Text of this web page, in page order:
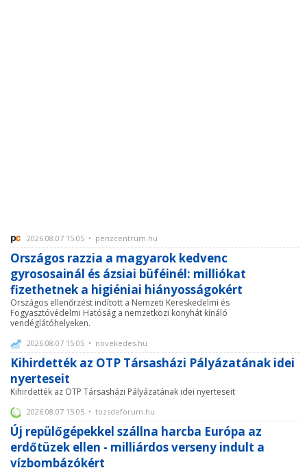
2026.08.07 15:05 • penzcentrum.hu
Országos razzia a magyarok kedvenc
gyrososainál és ázsiai büféinél: milliókat
fizethetnek a higiéniai hiányosságokért
Országos ellenőrzést indított a Nemzeti Kereskedelmi és
Fogyasztóvédelmi Hatóság a nemzetközi konyhát kínáló
vendéglátóhelyeken.
2026.08.07 15:05 • novekedes.hu
Kihirdették az OTP Társasházi Pályázatának idei
nyerteseit
Kihirdették az OTP Társasházi Pályázatának idei nyerteseit
2026.08.07 15:05 • tozsdeforum.hu
Új repülőgépekkel szállna harcba Európa az
erdőtüzek ellen - milliárdos verseny indult a
vízbombázókért